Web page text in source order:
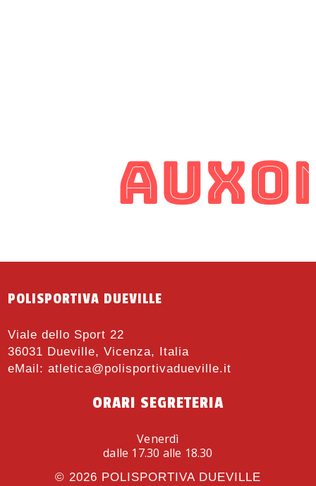
POLISPORTIVA DUEVILLE
Viale dello Sport 22
36031 Dueville, Vicenza, Italia
eMail: atletica@polisportivadueville.it
ORARI SEGRETERIA
Venerdì
dalle 17.30 alle 18.30
© 2026 POLISPORTIVA DUEVILLE